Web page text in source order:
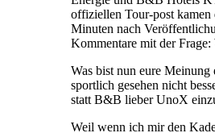
offiziellen Tour-post kamen
Minuten nach
Kommentare mit der
Was bist nun eure
sportlich gesehen nicht
statt B&B lieber UnoX
Weil wenn ich mir den